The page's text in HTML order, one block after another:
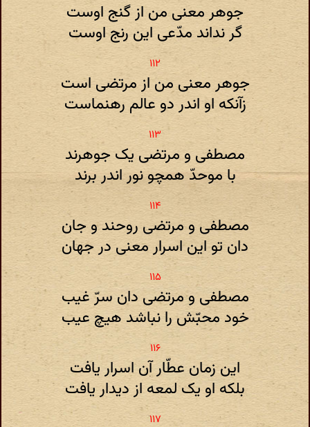
جوهر معنی من از گنج اوست
گر نداند مدّعی این رنج اوست
جوهر معنی من از مرتضی است
زآنکه او اندر دو عالم رهنماست
مصطفی و مرتضی یک جوهرند
با موحدّ همچو نور اندر برند
مصطفی و مرتضی روحند و جان
دان تو این اسرار معنی در جهان
مصطفی و مرتضی دان سرّ غیب
خود محبّش را نباشد هیچ عیب
این زمان عطّار آن اسرار یافت
بلکه او یک لمعه از دیدار یافت